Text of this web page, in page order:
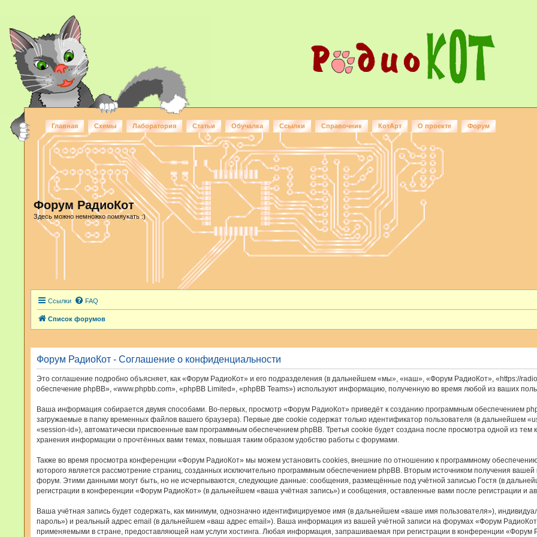
Главная Схемы Лаборатория Статьи Обучалка Ссылки Справочник КотАрт О проекте Форум
Форум РадиоКот
Здесь можно немножко помяукать :)
Ссылки FAQ
Список форумов
Форум РадиоКот - Соглашение о конфиденциальности
Это соглашение подробно объясняет, как «Форум РадиоКот» и его подразделения (в дальнейшем «мы», «наш», «Форум РадиоКот», «https://
обеспечение phpBB», «www.phpbb.com», «phpBB Limited», «phpBB Teams») используют информацию, полученную во время любой из ваших
Ваша информация собирается двумя способами. Во-первых, просмотр «Форум РадиоКот» приведёт к созданию программным обеспечением
загружаемые в папку временных файлов вашего браузера). Первые две cookie содержат только идентификатор пользователя (в дальнейшем
«session-id»), автоматически присвоенные вам программным обеспечением phpBB. Третья cookie будет создана после просмотра одной из
хранения информации о прочтённых вами темах, повышая таким образом удобство работы с форумами.
Также во время просмотра конференции «Форум РадиоКот» мы можем установить cookies, внешние по отношению к программному
которого является рассмотрение страниц, созданных исключительно программным обеспечением phpBB. Вторым источником получения
форум. Этими данными могут быть, но не исчерпываются, следующие данные: сообщения, размещённые под учётной записью Гостя (в
регистрации в конференции «Форум РадиоКот» (в дальнейшем «ваша учётная запись») и сообщения, оставленные вами после регистрации и
Ваша учётная запись будет содержать, как минимум, однозначно идентифицируемое имя (в дальнейшем «ваше имя пользователя»),
пароль») и реальный адрес email (в дальнейшем «ваш адрес email»). Ваша информация из вашей учётной записи на форумах «Форум
применяемыми в стране, предоставляющей нам услуги хостинга. Любая информация, запрашиваемая при регистрации в конференции «Форум